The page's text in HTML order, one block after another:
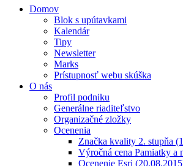
Domov
Blok s upútavkami
Kalendár
Tipy
Newsletter
Marks
Prístupnosť webu skúška
O nás
Profil podniku
Generálne riaditeľstvo
Organizačné zložky
Ocenenia
Značka kvality 2. stupňa
Výročná cena Pamiatky a
Ocenenie Esri